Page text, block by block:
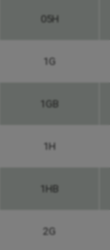
05H
1G
1GB
1H
1HB
2G